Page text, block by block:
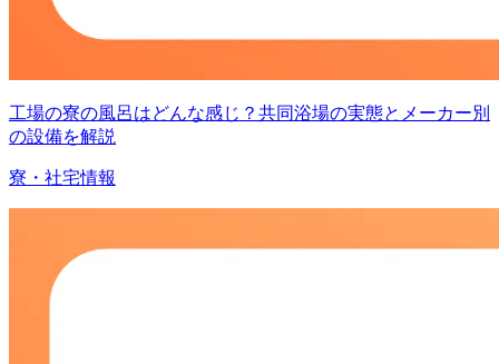
工場の寮の風呂はどんな感じ？共同浴場の実態とメーカー別
の設備を解説
寮・社宅情報